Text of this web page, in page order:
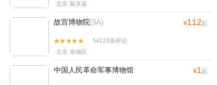
北京·延庆县
故宫博物院(5A) ¥112起


54123条评论
北京·东城区
中国人民革命军事博物馆 ¥1起